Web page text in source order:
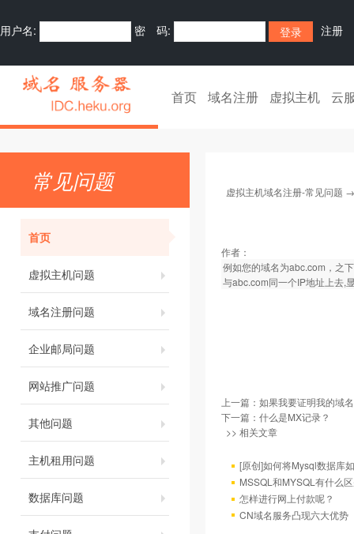
用户名: 密 码: 注册
首页 域名注册 虚拟主机 云
常见问题
首页
虚拟主机问题
域名注册问题
企业邮局问题
网站推广问题
其他问题
主机租用问题
数据库问题
虚拟主机域名注册-常见问题
作者：
例如您的域名为abc.com，之
与abc.com同一个IP地址上去,
上一篇： 如果我要证明我的域
下一篇： 什么是MX记录？
>> 相关文章
[原创]如何将Mysql数据库
MSSQL和MYSQL有什么
怎样进行网上付款呢？
CN域名服务凸现六大优势